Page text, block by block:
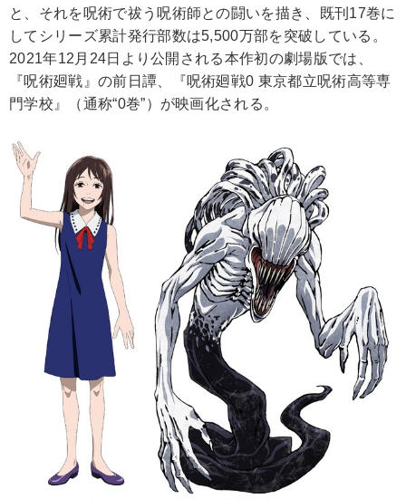
と、それを呪術で祓う呪術師との闘いを描き、既刊17巻に
してシリーズ累計発行部数は5,500万部を突破している。
2021年12月24日より公開される本作初の劇場版では、
『呪術廻戦』の前日譚、『呪術廻戦0 東京都立呪術高等専
門学校』（通称“0巻”）が映画化される。